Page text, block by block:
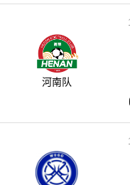
河南队